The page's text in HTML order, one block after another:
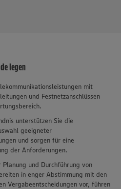
legen
mit
und Festnetzanschlüssen
unterstützen Sie die
geeigneter
und sorgen für eine
der Anforderungen.
und Durchführung von
in enger Abstimmung mit den
Vergabeentscheidungen vor, führen